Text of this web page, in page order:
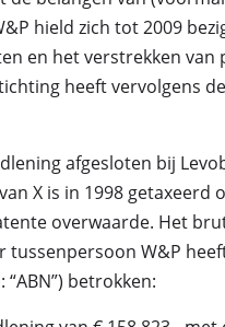
hield zich tot 2009
en het verstrekken van
heeft vervolgens
afgesloten bij
X is in 1998
overwaarde. Het
tussenpersoon W&P
“ABN”) betrokken: